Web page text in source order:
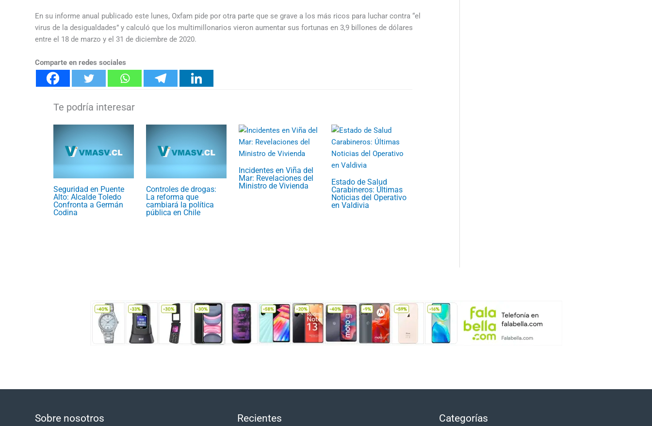
En su informe anual publicado este lunes, Oxfam pide por otra parte que se grave a los más ricos para luchar contra “el
virus de la desigualdades” y calculó que los multimillonarios vieron aumentar sus fortunas en 3,9 billones de dólares
entre el 18 de marzo y el 31 de diciembre de 2020.
Comparte en redes sociales
Seguridad en Puente
Alto: Alcalde Toledo
Confronta a Germán
Codina
Controles de drogas:
La reforma que
cambiará la política
pública en Chile
Incidentes en Viña del
Mar: Revelaciones del
Ministro de Vivienda
Estado de Salud
Carabineros: Últimas
Noticias del Operativo
en Valdivia
Sobre nosotros Recientes Categorías